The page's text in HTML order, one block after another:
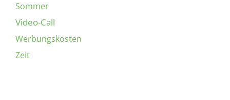
Sommer
Video-Call
Werbungskosten
Zeit